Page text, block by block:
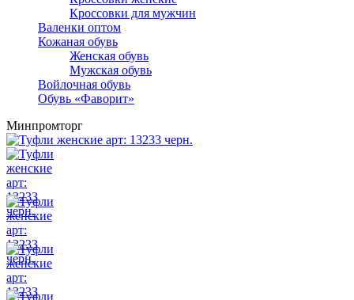
Кроссовки для мужчин
Валенки оптом
Кожаная обувь
Женская обувь
Мужская обувь
Войлочная обувь
Обувь «Фаворит»
Минпромторг